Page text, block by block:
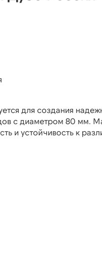
для создания
с диаметром 80 мм.
и устойчивость к